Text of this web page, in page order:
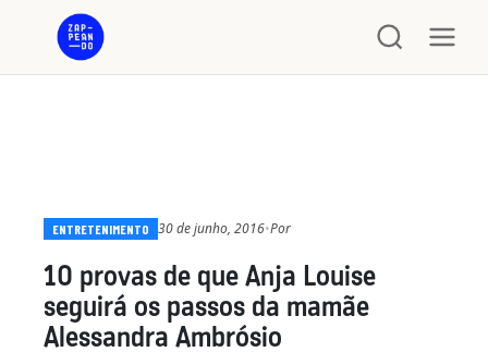
ENTRETENIMENTO 30 de junho, 2016•Por
10 provas de que Anja Louise
seguirá os passos da mamãe
Alessandra Ambrósio